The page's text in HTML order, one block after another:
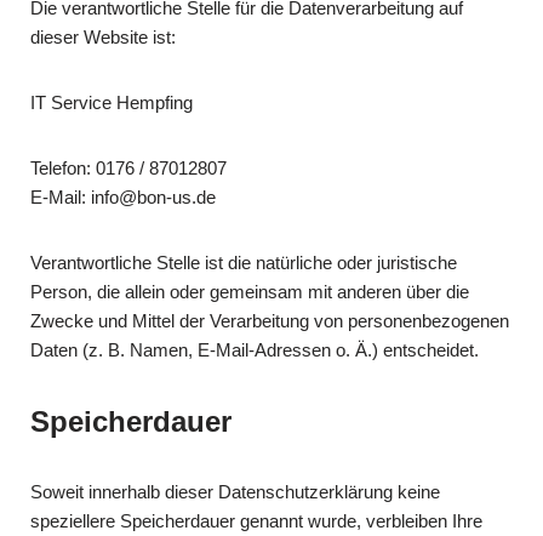
Die verantwortliche Stelle für die Datenverarbeitung auf
dieser Website ist:
IT Service Hempfing
Telefon: 0176 / 87012807
E-Mail: info@bon-us.de
Verantwortliche Stelle ist die natürliche oder juristische
Person, die allein oder gemeinsam mit anderen über die
Zwecke und Mittel der Verarbeitung von personenbezogenen
Daten (z. B. Namen, E-Mail-Adressen o. Ä.) entscheidet.
Speicherdauer
Soweit innerhalb dieser Datenschutzerklärung keine
speziellere Speicherdauer genannt wurde, verbleiben Ihre